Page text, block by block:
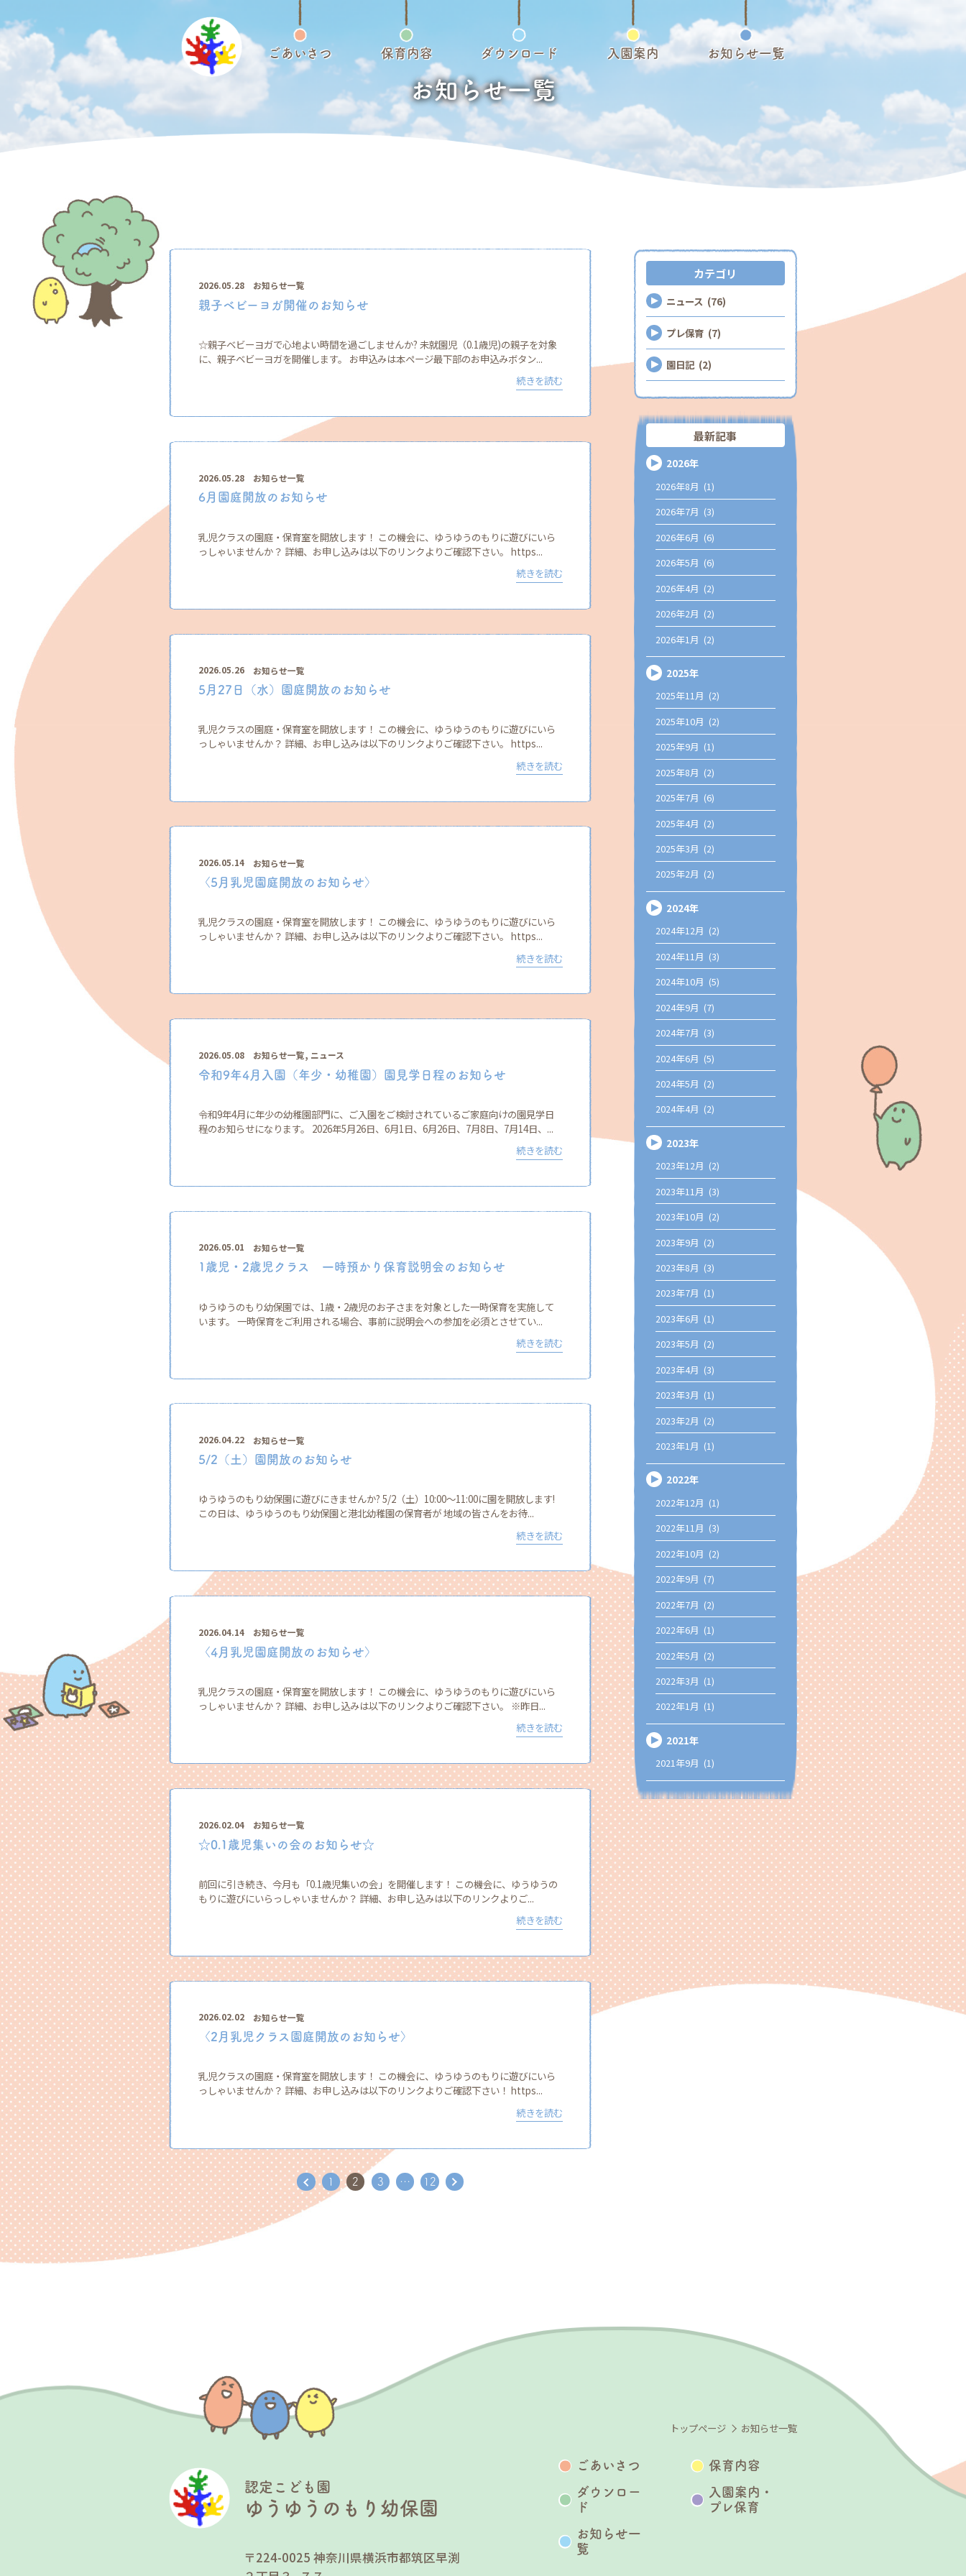
ごあいさつ 保育内容 ダウンロード 入園案内 お知らせ一覧
お知らせ一覧
2026.05.28
お知らせ一覧
親子ベビーヨガ開催のお知らせ
☆親子ベビーヨガで心地よい時間を過ごしませんか? 未就園児（0.1歳児)の親子を対象
に、親子ベビーヨガを開催します。 お申込みは本ページ最下部のお申込みボタン...
続きを読む
2026.05.28
お知らせ一覧
6月園庭開放のお知らせ
乳児クラスの園庭・保育室を開放します！ この機会に、ゆうゆうのもりに遊びにいら
っしゃいませんか？ 詳細、お申し込みは以下のリンクよりご確認下さい。 https...
続きを読む
2026.05.26
お知らせ一覧
5月27日（水）園庭開放のお知らせ
乳児クラスの園庭・保育室を開放します！ この機会に、ゆうゆうのもりに遊びにいら
っしゃいませんか？ 詳細、お申し込みは以下のリンクよりご確認下さい。 https...
続きを読む
2026.05.14
お知らせ一覧
〈5月乳児園庭開放のお知らせ〉
乳児クラスの園庭・保育室を開放します！ この機会に、ゆうゆうのもりに遊びにいら
っしゃいませんか？ 詳細、お申し込みは以下のリンクよりご確認下さい。 https...
続きを読む
2026.05.08 お知らせ一覧, ニュース
令和9年4月入園（年少・幼稚園）園見学日程のお知らせ
令和9年4月に年少の幼稚園部門に、ご入園をご検討されているご家庭向けの園見学日
程のお知らせになります。 2026年5月26日、6月1日、6月26日、7月8日、7月14日、...
続きを読む
2026.05.01
お知らせ一覧
1歳児・2歳児クラス 一時預かり保育説明会のお知らせ
ゆうゆうのもり幼保園では、1歳・2歳児のお子さまを対象とした一時保育を実施して
います。 一時保育をご利用される場合、事前に説明会への参加を必須とさせてい...
続きを読む
2026.04.22
お知らせ一覧
5/2（土）園開放のお知らせ
ゆうゆうのもり幼保園に遊びにきませんか? 5/2（土）10:00〜11:00に園を開放します!
この日は、ゆうゆうのもり幼保園と港北幼稚園の保育者が 地域の皆さんをお待...
続きを読む
2026.04.14
お知らせ一覧
〈4月乳児園庭開放のお知らせ〉
乳児クラスの園庭・保育室を開放します！ この機会に、ゆうゆうのもりに遊びにいら
っしゃいませんか？ 詳細、お申し込みは以下のリンクよりご確認下さい。 ※昨日...
続きを読む
2026.02.04
お知らせ一覧
☆0.1歳児集いの会のお知らせ☆
前回に引き続き、今月も「0.1歳児集いの会」を開催します！ この機会に、ゆうゆうの
もりに遊びにいらっしゃいませんか？ 詳細、お申し込みは以下のリンクよりご...
続きを読む
2026.02.02
お知らせ一覧
〈2月乳児クラス園庭開放のお知らせ〉
乳児クラスの園庭・保育室を開放します！ この機会に、ゆうゆうのもりに遊びにいら
っしゃいませんか？ 詳細、お申し込みは以下のリンクよりご確認下さい！ https...
続きを読む
1 2 3 … 12
カテゴリ
ニュース (76)
プレ保育 (7)
園日記 (2)
最新記事
2026年
2026年8月 (1)
2026年7月 (3)
2026年6月 (6)
2026年5月 (6)
2026年4月 (2)
2026年2月 (2)
2026年1月 (2)
2025年
2025年11月 (2)
2025年10月 (2)
2025年9月 (1)
2025年8月 (2)
2025年7月 (6)
2025年4月 (2)
2025年3月 (2)
2025年2月 (2)
2024年
2024年12月 (2)
2024年11月 (3)
2024年10月 (5)
2024年9月 (7)
2024年7月 (3)
2024年6月 (5)
2024年5月 (2)
2024年4月 (2)
2023年
2023年12月 (2)
2023年11月 (3)
2023年10月 (2)
2023年9月 (2)
2023年8月 (3)
2023年7月 (1)
2023年6月 (1)
2023年5月 (2)
2023年4月 (3)
2023年3月 (1)
2023年2月 (2)
2023年1月 (1)
2022年
2022年12月 (1)
2022年11月 (3)
2022年10月 (2)
2022年9月 (7)
2022年7月 (2)
2022年6月 (1)
2022年5月 (2)
2022年3月 (1)
2022年1月 (1)
2021年
2021年9月 (1)
トップページ お知らせ一覧
認定こども園
ゆうゆうのもり幼保園
〒224-0025 神奈川県横浜市都筑区早渕
ごあいさつ 保育内容
ダウンロー
ド
入園案内・
プレ保育
お知らせ一
覧